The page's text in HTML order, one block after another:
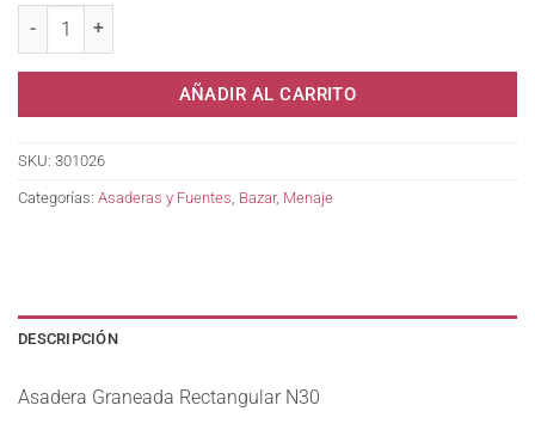
AÑADIR AL CARRITO
SKU: 301026
Categorías: Asaderas y Fuentes, Bazar, Menaje
DESCRIPCIÓN
Asadera Graneada Rectangular N30